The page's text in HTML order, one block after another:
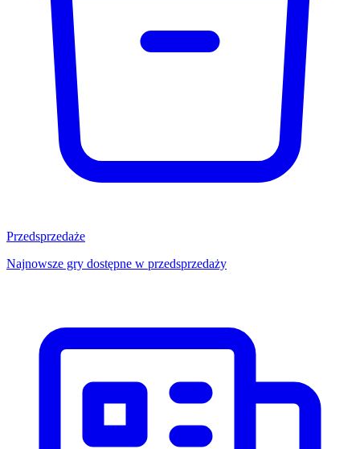
Przedsprzedaże
Najnowsze gry dostępne w przedsprzedaży